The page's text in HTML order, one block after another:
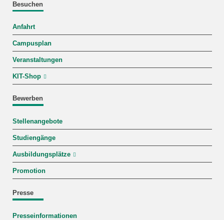
Besuchen
Anfahrt
Campusplan
Veranstaltungen
KIT-Shop
Bewerben
Stellenangebote
Studiengänge
Ausbildungsplätze
Promotion
Presse
Presseinformationen